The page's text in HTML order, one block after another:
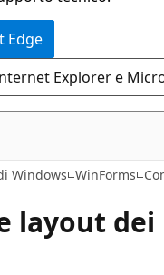
Edge
Explorer e
Windows WinForms
layout dei